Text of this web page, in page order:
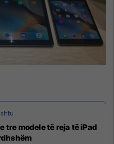
tre modele të reja të iPad